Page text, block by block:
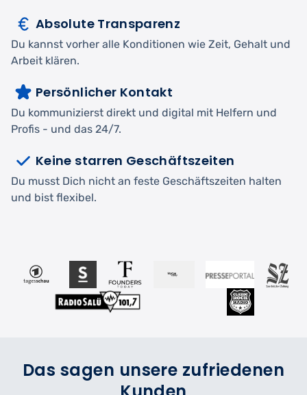
Absolute Transparenz
Du kannst vorher alle Konditionen wie Zeit, Gehalt und
Arbeit klären.
Persönlicher Kontakt
Du kommunizierst direkt und digital mit Helfern und
Profis - und das 24/7.
Keine starren Geschäftszeiten
Du musst Dich nicht an feste Geschäftszeiten halten
und bist flexibel.
Das sagen unsere zufriedenen